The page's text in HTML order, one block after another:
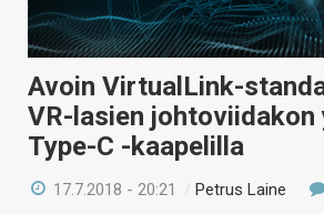
Avoin VirtualLink-
VR-lasien johtoviidakon
Type-C -kaapelilla
17.7.2018 - 20:21 /Petrus Laine